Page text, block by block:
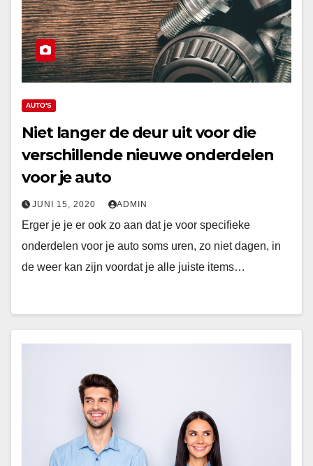
AUTO'S
Niet langer de deur uit voor die
verschillende nieuwe onderdelen
voor je auto
JUNI 15, 2020 ADMIN
Erger je je er ook zo aan dat je voor specifieke
onderdelen voor je auto soms uren, zo niet dagen, in
de weer kan zijn voordat je alle juiste items…